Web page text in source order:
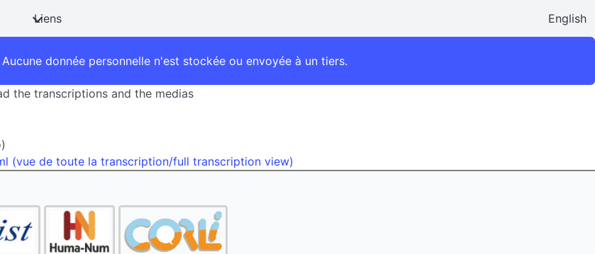
Liens English
donnée personnelle n'est stockée ou envoyée à un tiers.
the transcriptions and the medias
(vue de toute la transcription/full transcription view)